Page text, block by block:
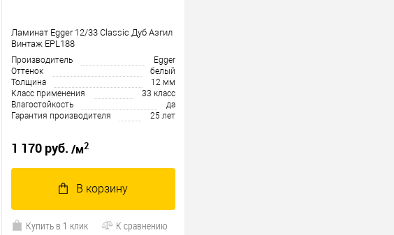
Ламинат Egger 12/33 Classic Дуб Азгил
Винтаж EPL188
Производитель
Egger
Оттенок
белый
Толщина
12 мм
Класс применения
33 класс
Влагостойкость
да
Гарантия производителя
25 лет
1 170 руб. /м2
В корзину
Купить в 1 клик
К сравнению